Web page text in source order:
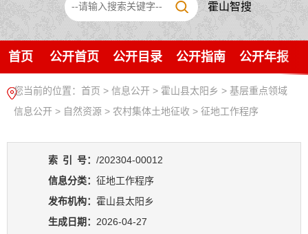
霍山智搜
首页 公开首页 公开目录 公开指南 公开年报
您当前的位置： 首页 > 信息公开 > 霍山县太阳乡 > 基层重点领域
信息公开 > 自然资源 > 农村集体土地征收 > 征地工作程序
索 引 号： /202304-00012
信息分类： 征地工作程序
发布机构： 霍山县太阳乡
生成日期： 2026-04-27